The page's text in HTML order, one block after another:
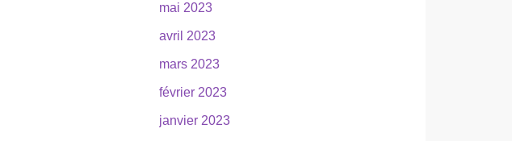
mai 2023
avril 2023
mars 2023
février 2023
janvier 2023